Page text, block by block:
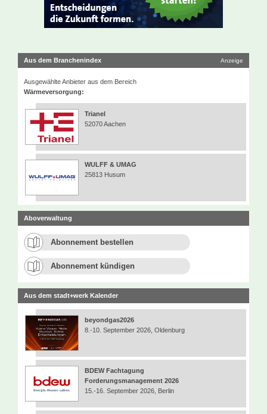
Aus dem Branchenindex Anzeige
Ausgewählte Anbieter aus dem Bereich
Wärmeversorgung:
Trianel
52070 Aachen
WULFF & UMAG
25813 Husum
Aboverwaltung
Abonnement bestellen
Abonnement kündigen
Aus dem stadt+werk Kalender
beyondgas2026
8.-10. September 2026, Oldenburg
BDEW Fachtagung
Forderungsmanagement 2026
15.-16. September 2026, Berlin